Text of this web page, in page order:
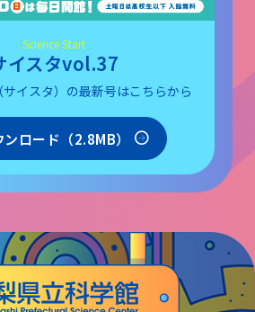
Science Start
イスタvol.37
イスタ）の最新号はこちらから
ロード（2.8MB）